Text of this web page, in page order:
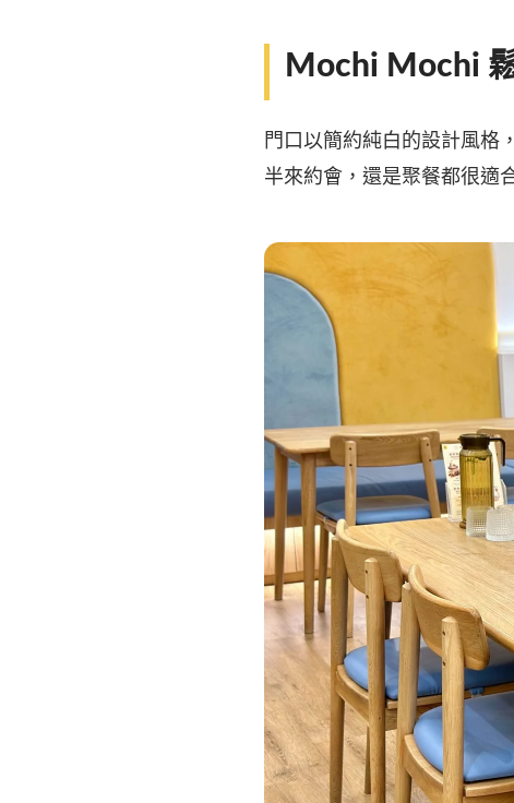
Mochi Mochi
門口以簡約純白的設計風格
半來約會，還是聚餐都很適